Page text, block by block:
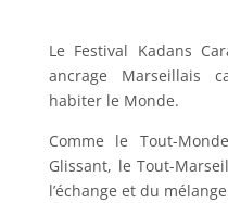
Le Festival Kadans
ancrage Marseillais
habiter le Monde.
Comme le Tout-
Glissant, le Tout-
l’échange et du